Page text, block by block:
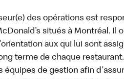
des opérations est
situés à Montréal. Il
aux qui lui sont
terme de chaque
équipes de gestion afin